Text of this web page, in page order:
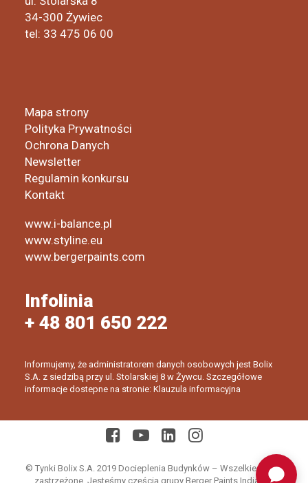
34-300 Żywiec
tel: 33 475 06 00
Mapa strony
Polityka Prywatności
Ochrona Danych
Newsletter
Regulamin konkursu
Kontakt
www.i-balance.pl
www.styline.eu
www.bergerpaints.com
Infolinia
+ 48 801 650 222
Informujemy, że administratorem danych osobowych jest Bolix
S.A. z siedzibą przy ul. Stolarskiej 8 w Żywcu. Szczegółowe
informacje dostepne na stronie: Klauzula informacyjna
© Tynki Bolix S.A. 2019 Docieplenia Budynków – Wszelkie prawa
zastrzeżone. Jesteśmy częścią grupy Berger Paints India Ltd